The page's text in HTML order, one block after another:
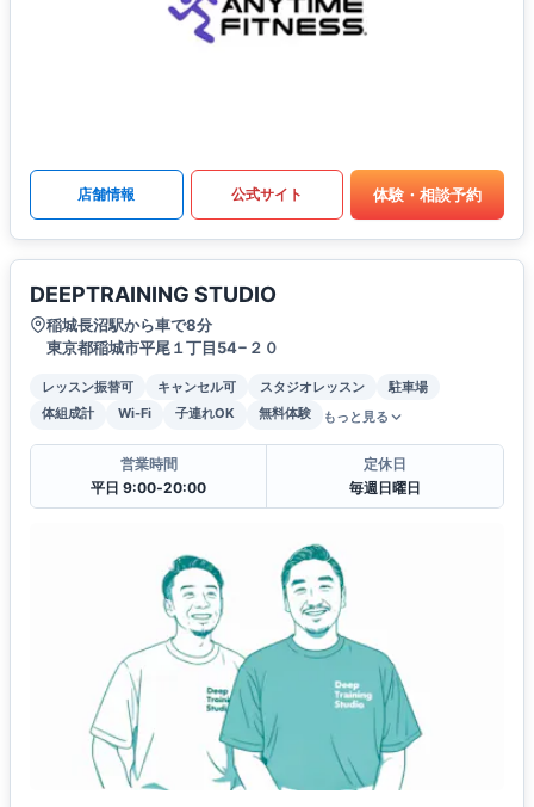
店舗情報 公式サイト 体験・相談予約
DEEPTRAINING STUDIO
稲城長沼駅から車で8分
東京都稲城市平尾１丁目54−２０
レッスン振替可 キャンセル可 スタジオレッスン
駐車場
体組成計
Wi-Fi 子連れOK 無料体験 もっと見る
営業時間
平日 9:00‐20:00
定休日
毎週日曜日